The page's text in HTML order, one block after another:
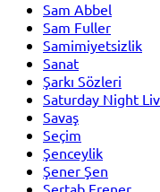
Sam Abbel
Sam Fuller
Samimiyetsizlik
Sanat
Şarkı Sözleri
Saturday Night
Savaş
Seçim
Şenceylik
Şener Şen